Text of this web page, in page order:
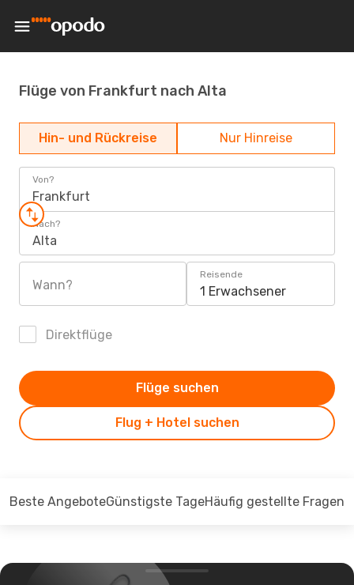
Flüge von Frankfurt nach Alta
Hin- und Rückreise Nur Hinreise
Von?
Frankfurt
Nach?
Alta
Wann?
Reisende
1 Erwachsener
Direktflüge
Flug + Hotel suchen
Flüge suchen
Beste AngeboteGünstigste TageHäufig gestellte Fragen